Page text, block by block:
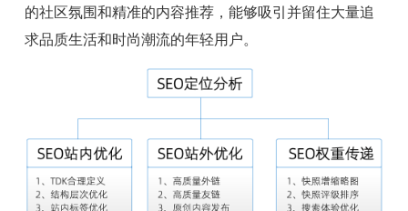
的社区氛围和精准的内容推荐，能够吸引并留住大量追
求品质生活和时尚潮流的年轻用户。